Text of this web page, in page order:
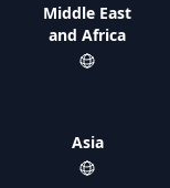
Middle East
and Africa
Asia